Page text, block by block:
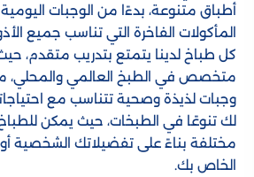
أطباق متنوعة، بدءًا من الوجبات
المأكولات الفاخرة التي تناسب جميع
كل طباخ لدينا يتمتع بتدريب متقدم،
متخصص في الطبخ العالمي والمحلي،
وجبات لذيذة وصحية تتناسب مع
لك تنوعًا في الطبخات، حيث يمكن
مختلفة بناءً على تفضيلاتك الشخصية أو
الخاص بك.